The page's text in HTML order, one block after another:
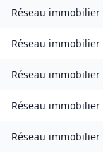
Réseau immobilier
Réseau immobilier
Réseau immobilier
Réseau immobilier
Réseau immobilier